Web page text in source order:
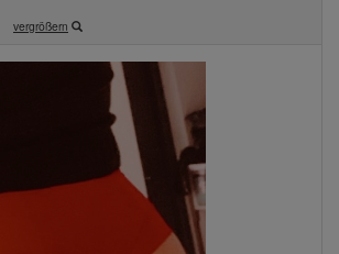
vergrößern